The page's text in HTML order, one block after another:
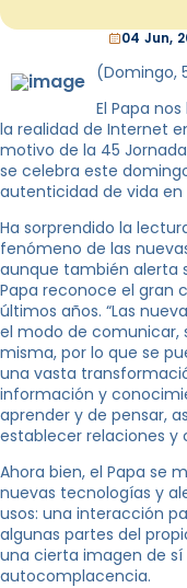
04 Jun,
(Domingo,
El Papa
la realidad de Internet
motivo de la 45
se celebra este
autenticidad de vida en
Ha sorprendido la
fenómeno de las
aunque también alerta
Papa reconoce el gran
últimos años. “Las
el modo de comunicar,
misma, por lo que se
una vasta
información y
aprender y de pensar,
establecer relaciones y
Ahora bien, el Papa se
nuevas tecnologías y
usos: una interacción
algunas partes del
una cierta imagen de
autocomplacencia.